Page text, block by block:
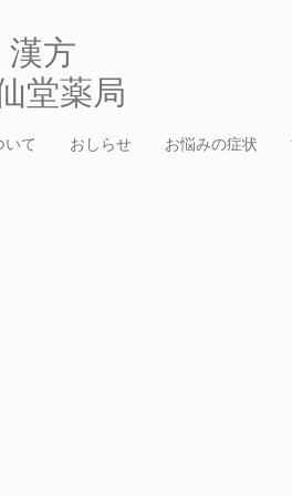
​漢方
堂薬局
いて おしらせ お悩みの症状